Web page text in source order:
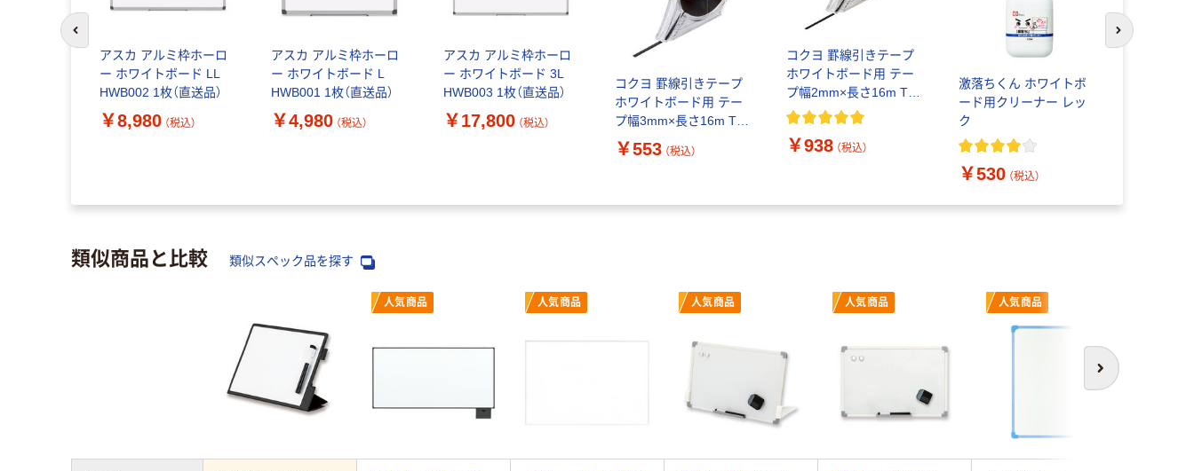
アスカ アルミ枠ホーロ
ー ホワイトボード LL
HWB002 1枚（直送品）
￥8,980 （税込）
アスカ アルミ枠ホーロ
ー ホワイトボード L
HWB001 1枚（直送品）
￥4,980 （税込）
アスカ アルミ枠ホーロ
ー ホワイトボード 3L
HWB003 1枚（直送品）
￥17,800 （税込）
コクヨ 罫線引きテープ
ホワイトボード用 テー
プ幅3mm×長さ16m T-
503 1個
￥553 （税込）
コクヨ 罫線引きテープ
ホワイトボード用 テー
プ幅2mm×長さ16m T-
502 1個
￥938 （税込）
激落ちくん ホワイトボ
ード用クリーナー レッ
ク
￥530 （税込）
次のスライド
類似商品と比較 類似スペック品を探す
次へ
人気商品 人気商品 人気商品 人気商品 人気商品